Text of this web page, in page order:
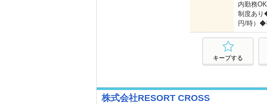
内勤務
制度あり
円/時）◆
キープする
株式会社RESORT CROSS